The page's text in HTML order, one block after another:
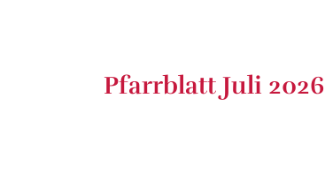
Pfarrblatt Juli 2026